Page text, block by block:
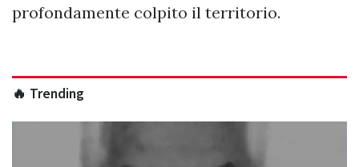
profondamente colpito il territorio.
🔥 Trending